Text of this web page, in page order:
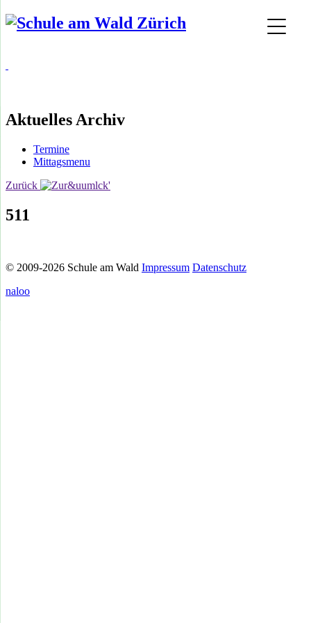
Aktuelles Archiv
Termine
Mittagsmenu
Zurück
511
© 2009-2026 Schule am Wald Impressum Datenschutz
naloo